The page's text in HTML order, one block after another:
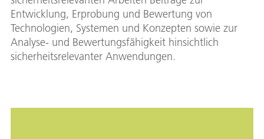
Entwicklung, Erprobung und Bewertung von
Technologien, Systemen und Konzepten sowie zur
Analyse- und Bewertungsfähigkeit hinsichtlich
sicherheitsrelevanter Anwendungen.